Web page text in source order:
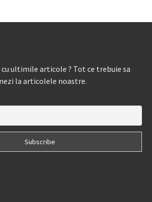
ultimile articole ? Tot ce trebuie sa
la articolele noastre.